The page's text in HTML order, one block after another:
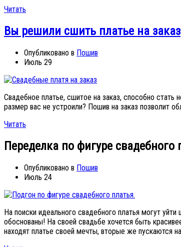
Читать
Вы решили сшить платье на заказ
Опубликовано в Пошив
Июль 29
Свадебное платье, сшитое на заказ, способно
размер вас не устроили? Пошив на заказ позволит
Читать
Переделка по фигуре
Опубликовано в Пошив
Июль 24
На поиски идеального свадебного платья могут
обоснованы! На своей свадьбе хочется быть
находят платье своей мечты, вторые же пускаются